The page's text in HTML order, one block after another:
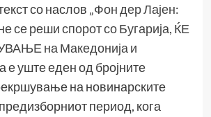
со наслов „Фон дер Лајен:
се реши спорот со Бугарија, ЌЕ
на Македонија и
е уште еден од бројните
на новинарските
период, кога